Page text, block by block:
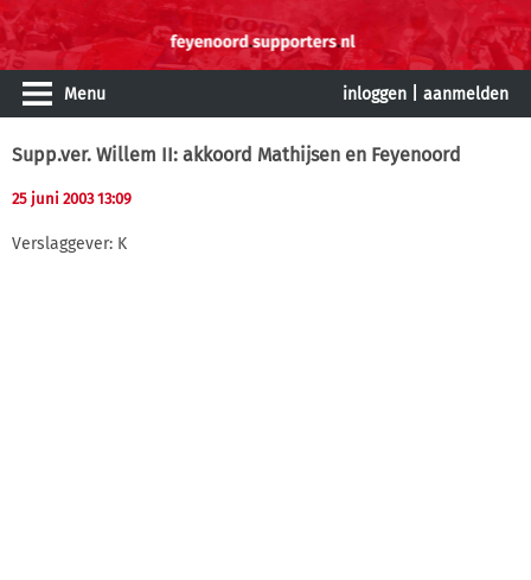
Menu inloggen aanmelden
Supp.ver. Willem II: akkoord Mathijsen en Feyenoord
25 juni 2003 13:09
Verslaggever: K